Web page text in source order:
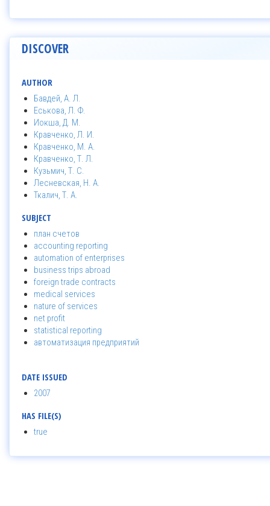
DISCOVER
AUTHOR
Бавдей, А. Л.
Еськова, Л. Ф.
Иокша, Д. М.
Кравченко, Л. И.
Кравченко, М. А.
Кравченко, Т. Л.
Кузьмич, Т. С.
Лесневская, Н. А.
Ткалич, Т. А.
SUBJECT
план счетов
accounting reporting
automation of enterprises
business trips abroad
foreign trade contracts
medical services
nature of services
net profit
statistical reporting
автоматизация предприятий
DATE ISSUED
2007
HAS FILE(S)
true